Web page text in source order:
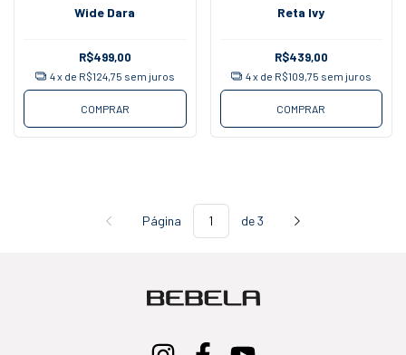
Wide Dara
R$499,00
4x de R$124,75 sem juros
COMPRAR
Reta Ivy
R$439,00
4x de R$109,75 sem juros
COMPRAR
Página de 3